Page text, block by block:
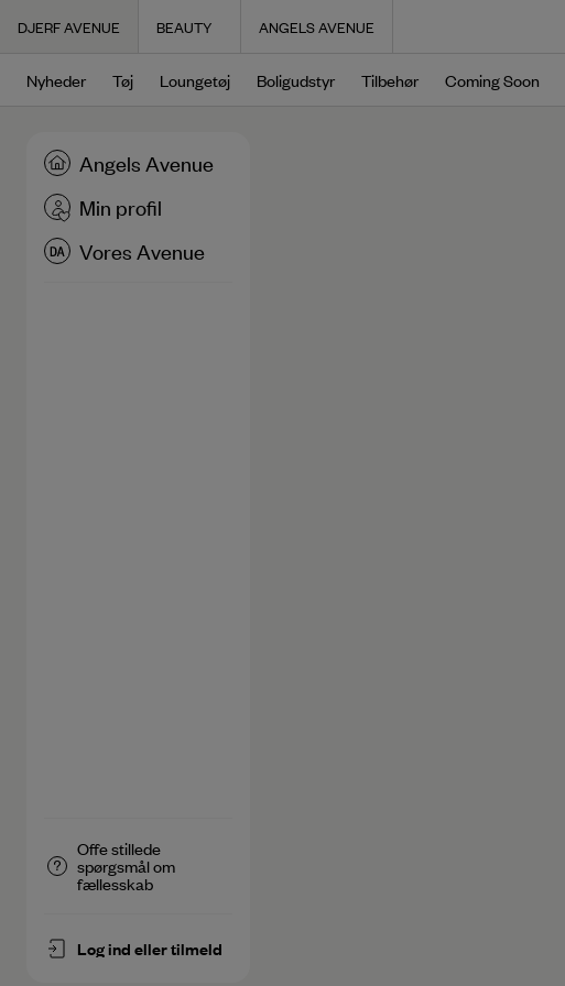
DJERF AVENUE BEAUTY ANGELS AVENUE
Nyheder Tøj Loungetøj Boligudstyr Tilbehør Coming Soon
Angels Avenue
Min profil
Vores Avenue
Offe stillede
spørgsmål om
fællesskab
Log ind eller tilmeld